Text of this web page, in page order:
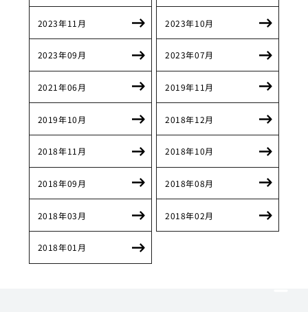
2023年11月 2023年10月
2023年09月 2023年07月
2021年06月 2019年11月
2019年10月 2018年12月
2018年11月 2018年10月
2018年09月 2018年08月
2018年03月 2018年02月
2018年01月